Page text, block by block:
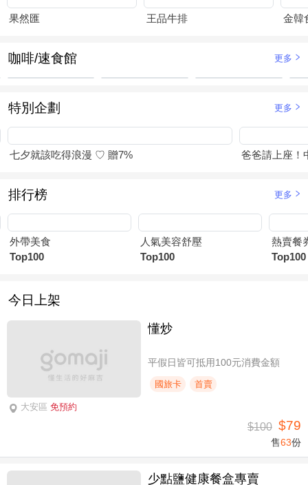
果然匯 王品牛排 金韓
咖啡/速食館 更多
特別企劃 更多
七夕就該吃得浪漫 ♡ 贈7% 爸爸請上座！
排行榜 更多
外帶美食
Top100
人氣美容舒壓
Top100
熱賣餐
Top100
今日上架
大安區 免預約
懂炒
平假日皆可抵用100元消費金額
國旅卡 首賣
$100 $79
售63份
少點鹽健康餐盒專賣